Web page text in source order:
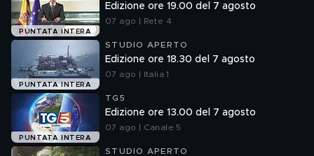
PUNTATA INTERA
Edizione ore 19.00 del 7 agosto
07 ago | Rete 4
PUNTATA INTERA
STUDIO APERTO
Edizione ore 18.30 del 7 agosto
07 ago | Italia 1
PUNTATA INTERA
TG5
Edizione ore 13.00 del 7 agosto
07 ago | Canale 5
STUDIO APERTO